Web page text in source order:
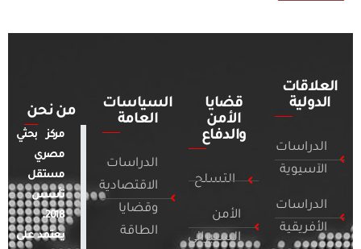
العلاقات
الدولية
الدراسات
الآسيوية
الدراسات
الأفريقية
قضايا
الأمن
والدفاع
التسلح
الأمن
السيبراني
السياسات
العامة
الدراسات
الاقتصادية
وقضايا
الطاقة
من نحن
مركز بحثي
مصري
مستقل
تأسس
2018.
يعتمد على